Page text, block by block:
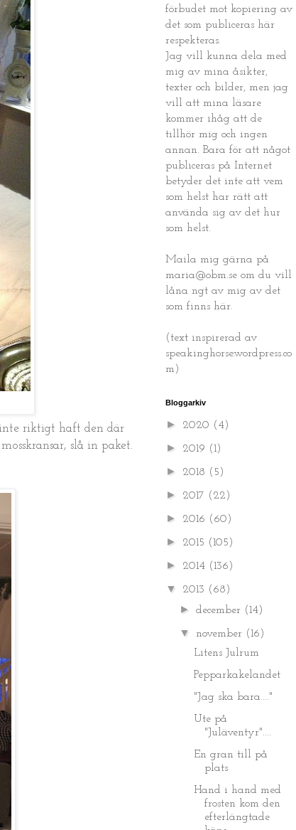
inte riktigt haft den där
slå in paket.
förbudet mot kopiering av
det som publiceras här
respekteras.
Jag vill kunna dela med
mig av mina åsikter,
texter och bilder, men jag
vill att mina läsare
kommer ihåg att de
tillhör mig och ingen
annan. Bara för att något
publiceras på Internet
betyder det inte att vem
som helst har rätt att
använda sig av det hur
som helst.
Maila mig gärna på
maria@obm.se om du vill
låna ngt av mig av det
som finns här.
(text inspirerad av
speakinghorse.wordpress.co
m)
Bloggarkiv
► 2020 (4)
► 2019 (1)
► 2018 (5)
► 2017 (22)
► 2016 (60)
► 2015 (105)
► 2014 (136)
▼ 2013 (68)
►december (14)
▼ november (16)
Litens Julrum
Pepparkakelandet
"Jag ska bara...."
Ute på
"Juläventyr"....
En gran till på
plats
Hand i hand med
frosten kom den
efterlängtade